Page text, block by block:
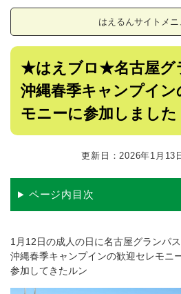
はえるんサイトメニ
本
★はえブロ★名古屋グ
沖縄春季キャンプイン
モニーに参加しました
更新日：2026年1月13
ページ内目次
1月12日の成人の日に名古屋グランパ
沖縄春季キャンプインの歓迎セレモニ
参加してきたルン